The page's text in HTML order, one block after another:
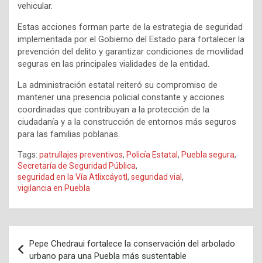
vehicular.
Estas acciones forman parte de la estrategia de seguridad
implementada por el Gobierno del Estado para fortalecer la
prevención del delito y garantizar condiciones de movilidad
seguras en las principales vialidades de la entidad.
La administración estatal reiteró su compromiso de
mantener una presencia policial constante y acciones
coordinadas que contribuyan a la protección de la
ciudadanía y a la construcción de entornos más seguros
para las familias poblanas.
Tags: patrullajes preventivos, Policía Estatal, Puebla segura,
Secretaría de Seguridad Pública,
seguridad en la Vía Atlixcáyotl, seguridad vial,
vigilancia en Puebla
de
Pepe Chedraui fortalece la conservación del arbolado
urbano para una Puebla más sustentable